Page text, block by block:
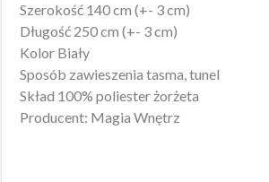
Szerokość 140 cm (+- 3 cm)
Długość 250 cm (+- 3 cm)
Kolor Biały
Sposób zawieszenia tasma, tunel
Skład 100% poliester żorżeta
Producent: Magia Wnętrz